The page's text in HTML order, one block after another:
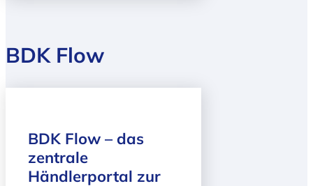
BDK Flow
BDK Flow – das
zentrale
Händlerportal zur